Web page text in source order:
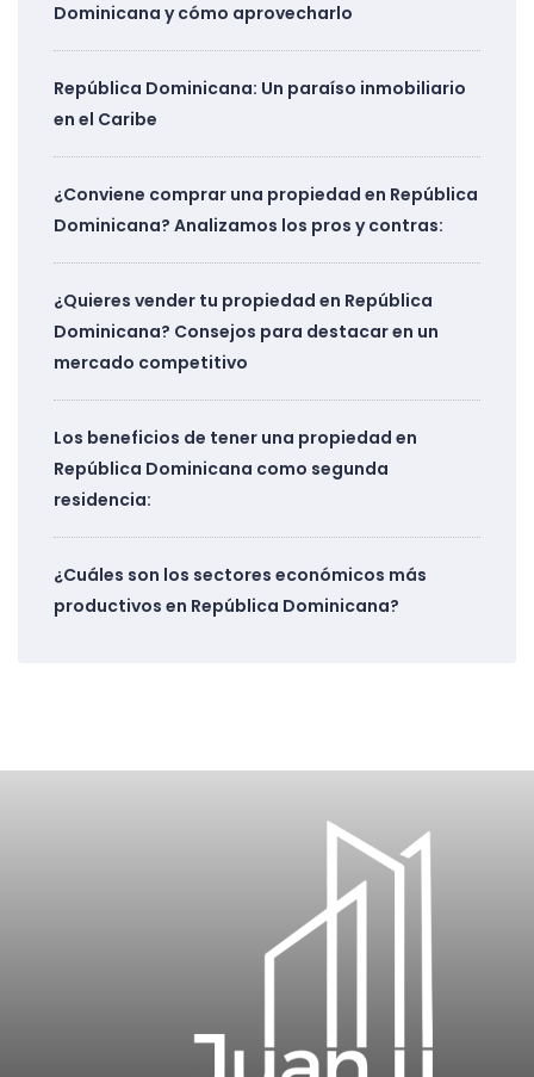
Dominicana y cómo aprovecharlo
República Dominicana: Un paraíso inmobiliario
en el Caribe
¿Conviene comprar una propiedad en República
Dominicana? Analizamos los pros y contras:
¿Quieres vender tu propiedad en República
Dominicana? Consejos para destacar en un
mercado competitivo
Los beneficios de tener una propiedad en
República Dominicana como segunda
residencia:
¿Cuáles son los sectores económicos más
productivos en República Dominicana?